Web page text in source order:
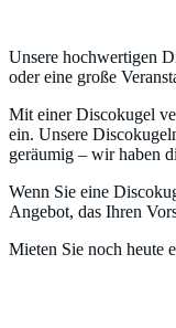
Unsere hochwertigen
oder eine große
Mit einer Discokugel
ein. Unsere
geräumig – wir haben
Wenn Sie eine
Angebot, das Ihren
Mieten Sie noch heute